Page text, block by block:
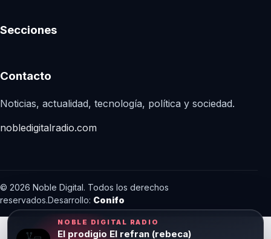
Secciones
Contacto
Noticias, actualidad, tecnología, política y sociedad.
nobledigitalradio.com
© 2026 Noble Digital. Todos los derechos
reservados.Desarrollo: Conifo
NOBLE DIGITAL RADIO
El prodigio El refran (rebeca)